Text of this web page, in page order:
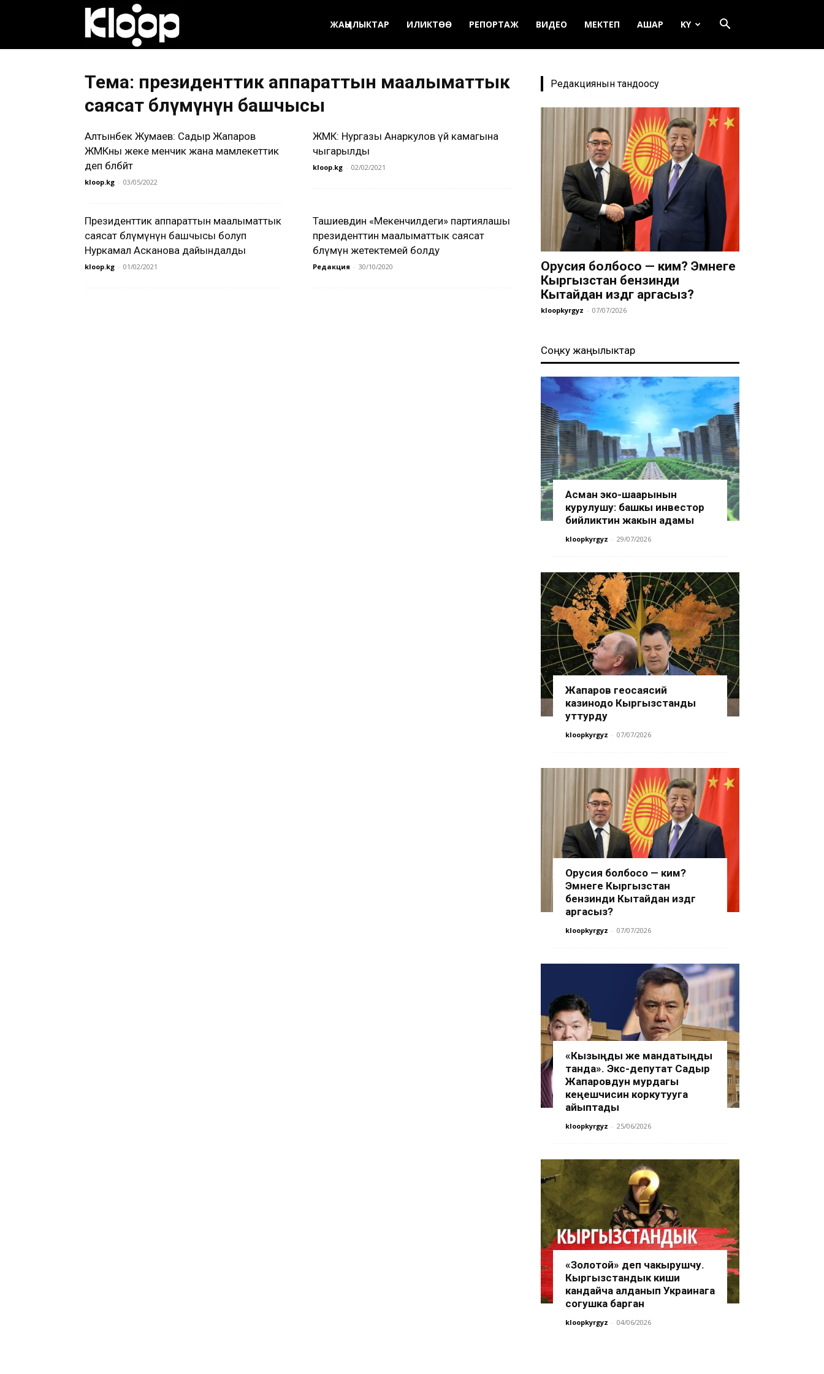
жаңылыктары
ЖАҢЫЛЫКТАР ИЛИКТӨӨ РЕПОРТАЖ ВИДЕО МЕКТЕП АШАР KY
Тема: президенттик аппараттын маалыматтык
саясат бөлүмүнүн башчысы
Алтынбек Жумаев: Садыр Жапаров
ЖМКны жеке менчик жана мамлекеттик
деп бөлбөйт
kloop.kg - 03/05/2022
ЖМК: Нургазы Анаркулов үй камагына
чыгарылды
kloop.kg - 02/02/2021
Президенттик аппараттын маалыматтык
саясат бөлүмүнүн башчысы болуп
Нуркамал Асканова дайындалды
kloop.kg - 01/02/2021
Ташиевдин «Мекенчилдеги» партиялашы
президенттин маалыматтык саясат
бөлүмүн жетектемей болду
Редакция - 30/10/2020
Редакциянын тандоосу
Орусия болбосо — ким? Эмнеге
Кыргызстан бензинди
Кытайдан издөөгө аргасыз?
kloopkyrgyz - 07/07/2026
Соңку жаңылыктар
Асман эко-шаарынын
курулушу: башкы инвестор
бийликтин жакын адамы
kloopkyrgyz - 29/07/2026
Жапаров геосаясий
казинодо Кыргызстанды
уттурду
kloopkyrgyz - 07/07/2026
Орусия болбосо — ким?
Эмнеге Кыргызстан
бензинди Кытайдан издөөгө
аргасыз?
kloopkyrgyz - 07/07/2026
«Кызыңды же мандатыңды
танда». Экс-депутат Садыр
Жапаровдун мурдагы
кеңешчисин коркутууга
айыптады
kloopkyrgyz - 25/06/2026
«Золотой» деп чакырушчу.
Кыргызстандык киши
кандайча алданып Украинага
согушка барган
kloopkyrgyz - 04/06/2026